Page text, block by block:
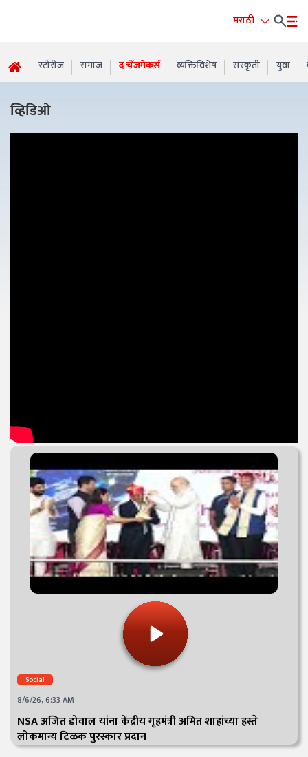
मराठी
स्टोरीज समाज द चेंजमेकर्स व्यक्तिविशेष संस्कृती युवा
व्हिडिओ
Social
8/6/26, 6:33 AM
NSA अजित डोवाल यांना केंद्रीय गृहमंत्री अमित शाहांच्या हस्ते
लोकमान्य टिळक पुरस्कार प्रदान